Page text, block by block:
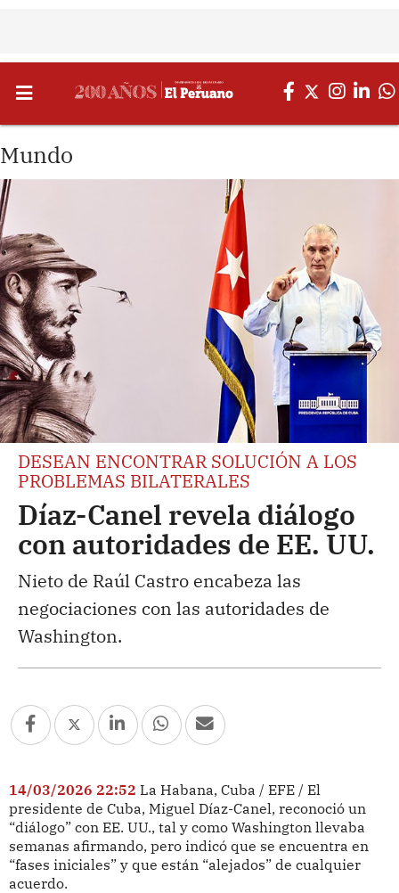
Mundo
DESEAN ENCONTRAR SOLUCIÓN A LOS
PROBLEMAS BILATERALES
Díaz-Canel revela diálogo
con autoridades de EE. UU.
Nieto de Raúl Castro encabeza las
negociaciones con las autoridades de
Washington.
14/03/2026 22:52 La Habana, Cuba / EFE / El
presidente de Cuba, Miguel Díaz-Canel, reconoció un
“diálogo” con EE. UU., tal y como Washington llevaba
semanas afirmando, pero indicó que se encuentra en
“fases iniciales” y que están “alejados” de cualquier
acuerdo.